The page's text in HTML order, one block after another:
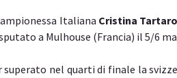
Italiana Cristina
a Mulhouse (Francia) il 5/6
superato nel quarti di finale la